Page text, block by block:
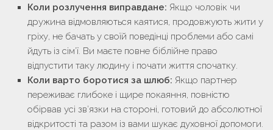
Коли розлучення виправдане: Якщо чоловік чи
дружина відмовляються каятися, продовжують жити у
гріху, не бачать у своїй поведінці проблеми або самі
йдуть із сім’ї. Ви маєте повне біблійне право
відпустити таку людину і почати життя спочатку.
Коли варто боротися за шлюб: Якщо партнер
переживає глибоке і щире покаяння, повністю
обірвав усі зв’язки на стороні, готовий до абсолютної
відкритості та разом із вами шукає духовної допомоги.